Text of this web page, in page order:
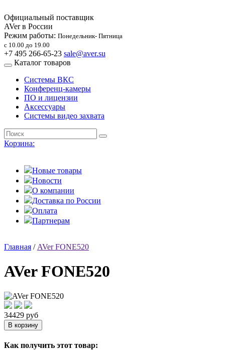
Официальный поставщик
AVer в России
Режим работы: Понедельник- Пятница
с 10.00 до 19.00
+7 495 266-65-23 sale@aver.su
Каталог товаров
Системы ВКС
Конференц-камеры
ПО и лицензии
Аксессуары
Системы видео захвата
Корзина:
Новые товары
Новости
О компании
Доставка по России
Оплата
Партнерам
Главная / AVer FONE520
AVer FONE520
34429 руб
Как получить этот товар: